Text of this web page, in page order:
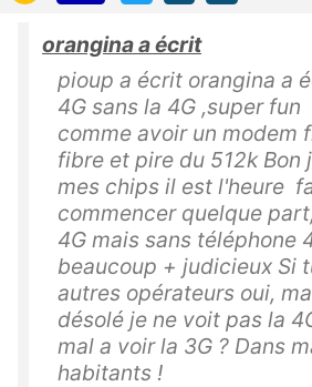
orangina a écrit
pioup a écrit orangina a
4G sans la 4G ,super
comme avoir un modem
fibre et pire du 512k Bon
mes chips il est l'heure
commencer quelque
4G mais sans téléphone
beaucoup + judicieux Si
autres opérateurs oui,
désolé je ne voit pas la
mal a voir la 3G ? Dans
habitants !